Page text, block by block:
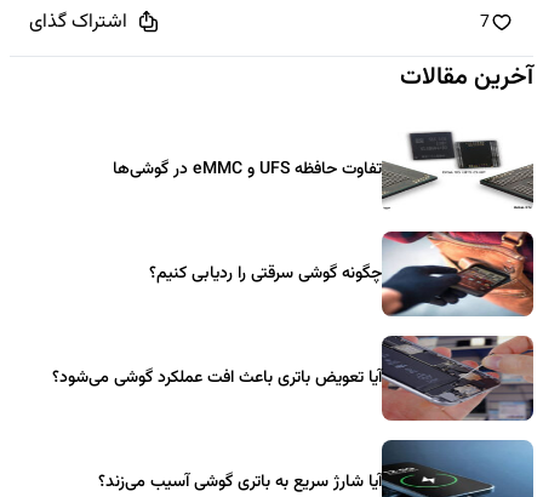
7 اشتراک گذای
آخرین مقالات
تفاوت حافظه UFS و eMMC در گوشی‌ها
چگونه گوشی سرقتی را ردیابی کنیم؟
آیا تعویض باتری باعث افت عملکرد گوشی می‌شود؟
آیا شارژ سریع به باتری گوشی آسیب می‌زند؟